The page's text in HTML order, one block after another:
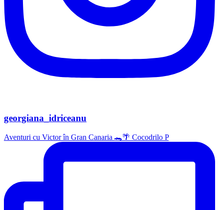
georgiana_idriceanu
Aventuri cu Victor în Gran Canaria 🐊🌴 Cocodrilo P